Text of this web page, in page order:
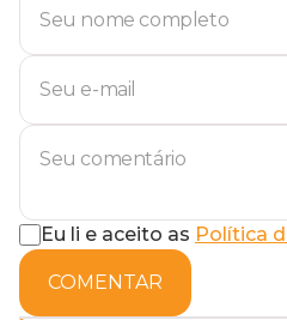
Eu li e aceito as Política
COMENTAR